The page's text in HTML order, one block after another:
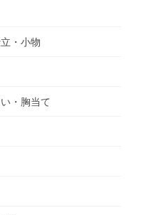
・小物
・胸当て